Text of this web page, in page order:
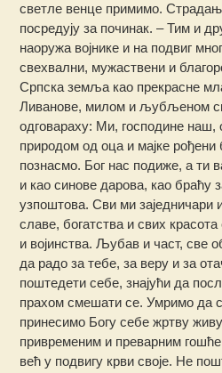
светле венце примимо.
посредују за починак. – Тим и
наоружа војнике и на подвиг
свехвални, мужаствени и
Српска земља као прекрасне
Ливанове, милом и љубљеном
одговараху: Ми, господине наш,
природом од оца и мајке рођени
познасмо. Бог нас подиже, а ти
и као синове дарова, као браћу
узпоштова. Сви ми заједничари
славе, богатства и свих
и војинства. Љубав и част, све
да радо за тебе, за веру и за
поштедети себе, знајући да
прахом смешати се. Умримо да
принесимо Богу себе жртву
привременим и преварним
већ у подвигу крви своје. Не